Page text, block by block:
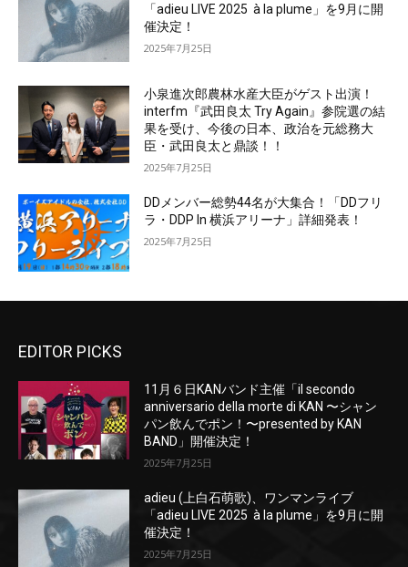
「adieu LIVE 2025 à la plume」を9月に開
催決定！
2025年7月25日
小泉進次郎農林水産大臣がゲスト出演！
interfm『武田良太 Try Again』参院選の結
果を受け、今後の日本、政治を元総務大
臣・武田良太と鼎談！！
2025年7月25日
DDメンバー総勢44名が大集合！「DDフリ
ラ・DDP In 横浜アリーナ」詳細発表！
2025年7月25日
EDITOR PICKS
11月６日KANバンド主催「il secondo
anniversario della morte di KAN 〜シャン
パン飲んでポン！〜presented by KAN
BAND」開催決定！
2025年7月25日
adieu (上白石萌歌)、ワンマンライブ
「adieu LIVE 2025 à la plume」を9月に開
催決定！
2025年7月25日